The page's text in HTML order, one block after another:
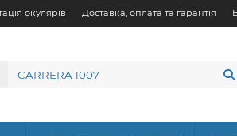
окулярів Доставка, оплата та гарантія